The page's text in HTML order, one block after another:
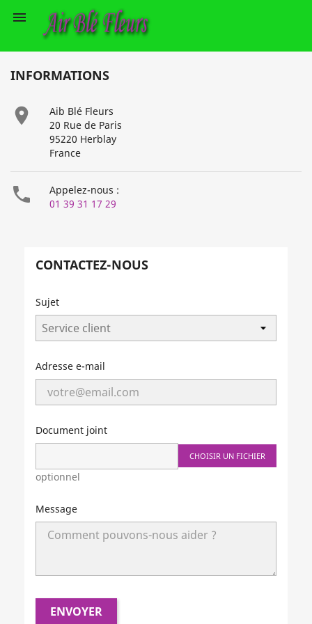

INFORMATIONS

Aib Blé Fleurs
20 Rue de Paris
95220 Herblay
France

Appelez-nous :
01 39 31 17 29
CONTACTEZ-NOUS
Sujet
Adresse e-mail
Document joint
CHOISIR UN FICHIER
optionnel
Message